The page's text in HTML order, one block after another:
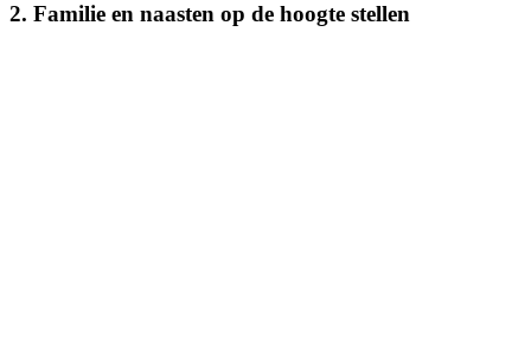
2. Familie en naasten op de hoogte stellen